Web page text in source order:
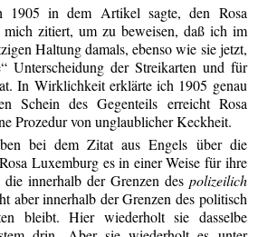
in dem Artikel sagte, den Rosa
zitiert, um zu beweisen, daß ich im
Haltung damals, ebenso wie sie jetzt,
Unterscheidung der Streikarten und für
In Wirklichkeit erklärte ich 1905 genau
Schein des Gegenteils erreicht Rosa
Prozedur von unglaublicher Keckheit.
bei dem Zitat aus Engels über die
Luxemburg es in einer Weise für ihre
innerhalb der Grenzen des polizeilich
aber innerhalb der Grenzen des politisch
bleibt. Hier wiederholt sie dasselbe